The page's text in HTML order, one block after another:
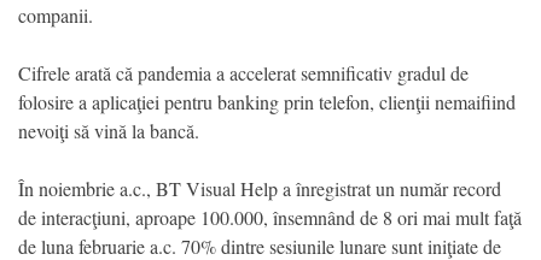
companii.
Cifrele arată că pandemia a accelerat semnificativ gradul de
folosire a aplicaţiei pentru banking prin telefon, clienţii nemaifiind
nevoiţi să vină la bancă.
În noiembrie a.c., BT Visual Help a înregistrat un număr record
de interacţiuni, aproape 100.000, însemnând de 8 ori mai mult faţă
de luna februarie a.c. 70% dintre sesiunile lunare sunt iniţiate de